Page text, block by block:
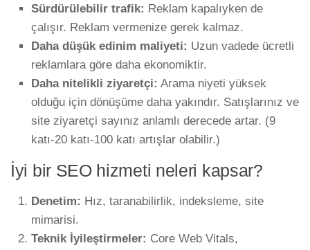
Sürdürülebilir trafik: Reklam kapalıyken de
çalışır. Reklam vermenize gerek kalmaz.
Daha düşük edinim maliyeti: Uzun vadede ücretli
reklamlara göre daha ekonomiktir.
Daha nitelikli ziyaretçi: Arama niyeti yüksek
olduğu için dönüşüme daha yakındır. Satışlarınız ve
site ziyaretçi sayınız anlamlı derecede artar. (9
katı-20 katı-100 katı artışlar olabilir.)
İyi bir SEO hizmeti neleri kapsar?
Denetim: Hız, taranabilirlik, indeksleme, site
mimarisi.
Teknik İyileştirmeler: Core Web Vitals,